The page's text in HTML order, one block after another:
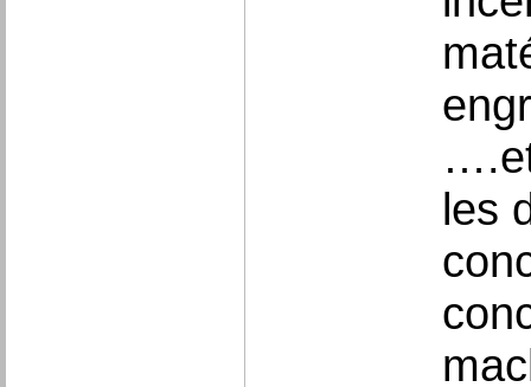
les